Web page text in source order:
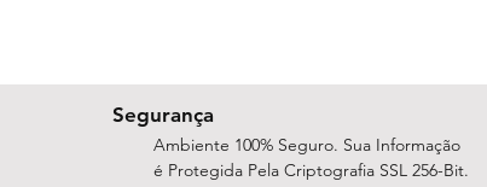
Segurança
Ambiente 100% Seguro. Sua Informação
é Protegida Pela Criptografia SSL 256-Bit.